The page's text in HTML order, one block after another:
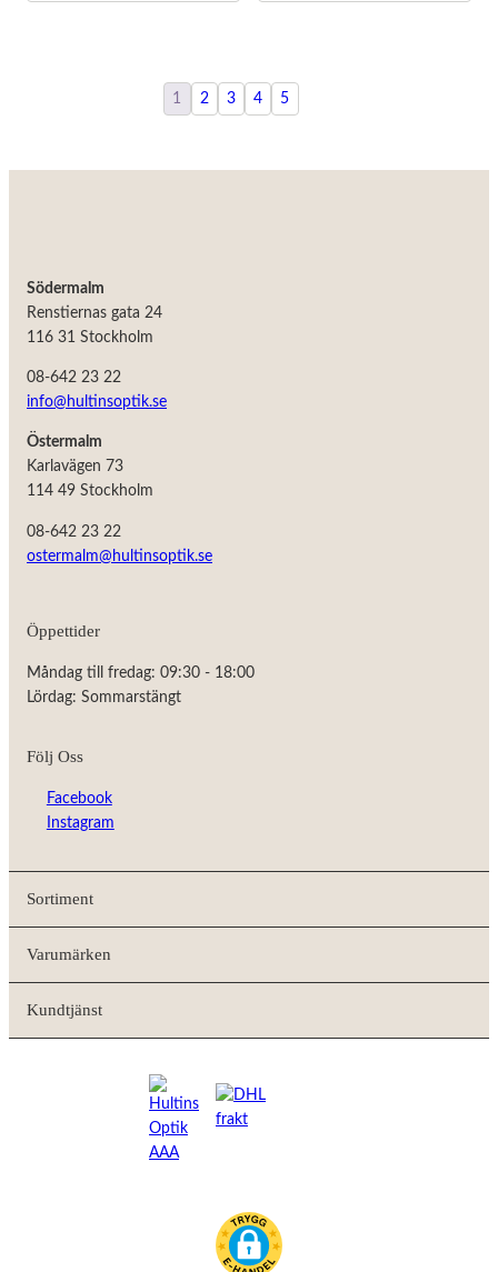
1 2 3 4 5
Södermalm
Renstiernas gata 24
116 31 Stockholm
08-642 23 22
info@hultinsoptik.se
Östermalm
Karlavägen 73
114 49 Stockholm
08-642 23 22
ostermalm@hultinsoptik.se
Öppettider
Måndag till fredag: 09:30 - 18:00
Lördag: Sommarstängt
Följ Oss
Facebook
Instagram
Sortiment
Varumärken
Kundtjänst